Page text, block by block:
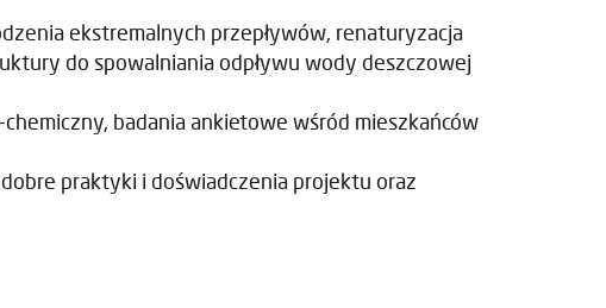
ekstremalnych przepływów, renaturyzacja
do spowalniania odpływu wody deszczowej
badania ankietowe wśród mieszkańców
praktyki i doświadczenia projektu oraz